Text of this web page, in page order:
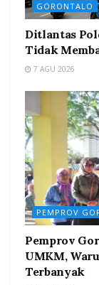
GORONTALO
Ditlantas
Tidak
7 AGU 2026
PEMPROV
Pemprov
UMKM,
Terbanyak